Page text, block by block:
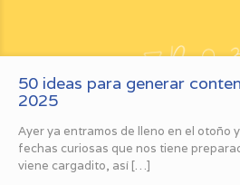
50 ideas para generar
2025
Ayer ya entramos de lleno en el otoño
fechas curiosas que nos tiene
viene cargadito, así […]